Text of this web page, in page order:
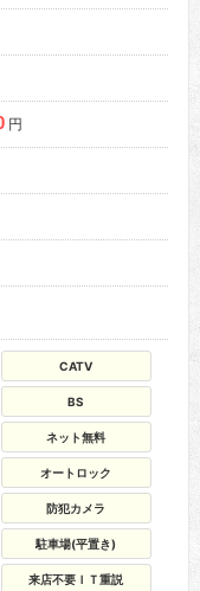
円
CATV
BS
ネット無料
オートロック
防犯カメラ
駐車場(平置き)
来店不要ＩＴ重説